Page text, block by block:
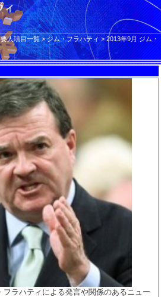
人項目一覧>ジム・フラハティ>2013年9月 ジム・
ラハティによる発言や関係のあるニュー